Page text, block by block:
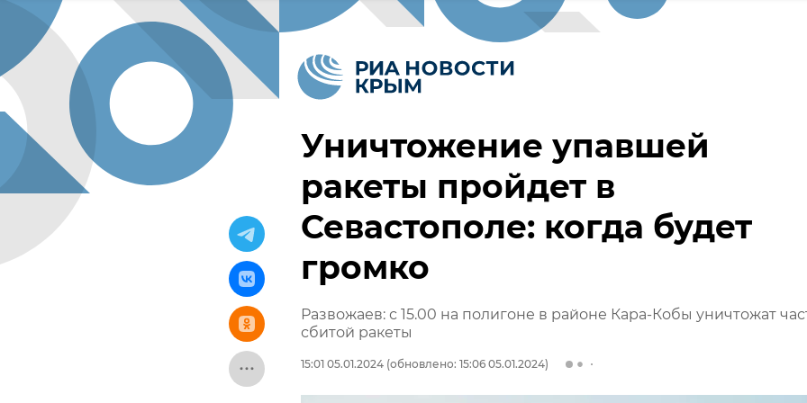
Уничтожение упавшей
ракеты пройдет в
Севастополе: когда будет
громко
Развожаев: с 15.00 на полигоне в районе Кара-Кобы уничтожат
сбитой ракеты
15:01 05.01.2024 (обновлено: 15:06 05.01.2024)